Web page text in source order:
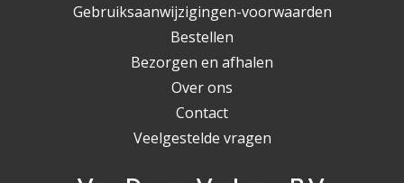
Gebruiksaanwijzigingen-voorwaarden
Bestellen
Bezorgen en afhalen
Over ons
Contact
Veelgestelde vragen